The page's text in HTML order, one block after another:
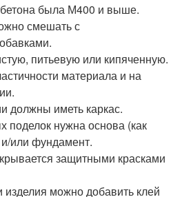
была М400 и выше.
смешать с
питьевую или кипяченную.
материала и на
должны иметь каркас.
поделок нужна основа (как
или фундамент.
защитными красками
изделия можно добавить клей